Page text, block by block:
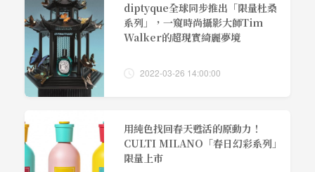
diptyque全球同步推出「限量杜桑
系列」，一窺時尚攝影大師Tim
Walker的超現實綺麗夢境
2022-03-26 14:00:00
用純色找回春天甦活的原動力！
CULTI MILANO「春日幻彩系列」
限量上市